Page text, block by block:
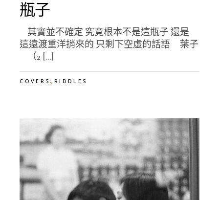
瓶子
其實並不確定 究竟根本不是這瓶子 還是
這遠渡重洋捎來的 只剩下空虛的話語 葉子
（2 […]
COVERS ,RIDDLES